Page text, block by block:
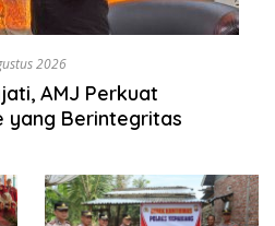
2026
AMJ Perkuat
yang Berintegritas